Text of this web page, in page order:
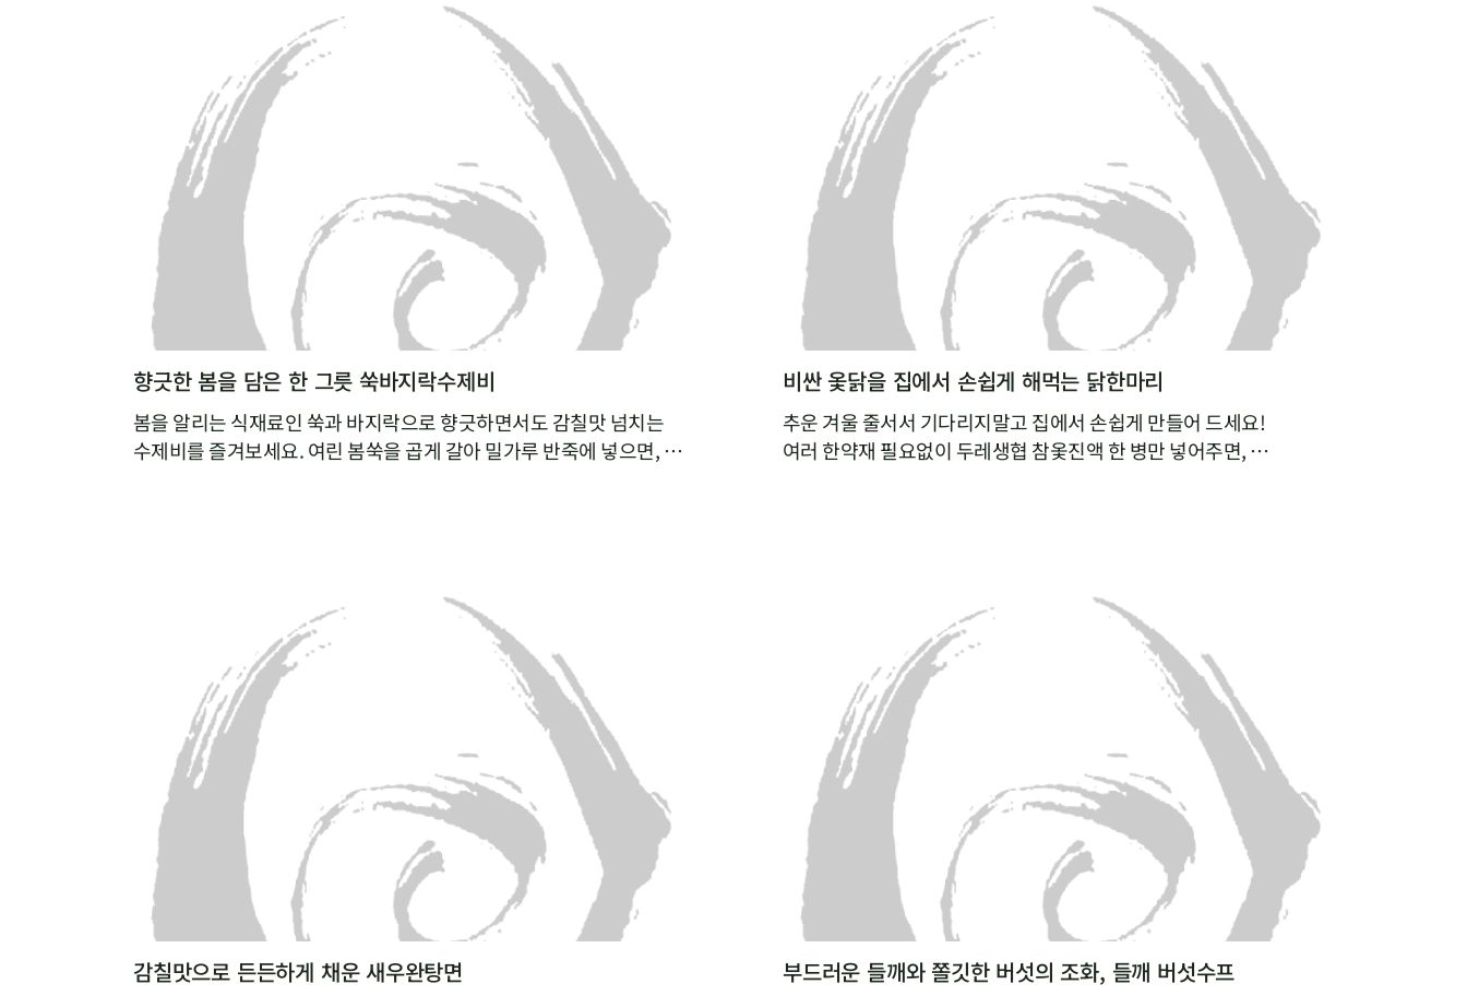
넘 부드럽고 사랑스럽게 넘어가요!
어린이, 노인, 환자분들도 좋아할 것 같아요.
와~ 너무 부드럽고 달콤한 맛이에요^^
친구야~ 같이 먹자!
베이킹을 했는데도 바나나의 신선한 맛이 그대로여서 좋아요
넘넘 건강한 맛! 단맛이 강하지 않아 좋아요!
향긋한 봄을 담은 한 그릇 쑥바지락수제비
봄을 알리는 식재료인 쑥과 바지락으로 향긋하면서도 감칠맛 넘치는
수제비를 즐겨보세요. 여린 봄쑥을 곱게 갈아 밀가루 반죽에 넣으면, 밀
비싼 옻닭을 집에서 손쉽게 해먹는 닭한마리
추운 겨울 줄서서 기다리지말고 집에서 손쉽게 만들어 드세요!
여러 한약재 필요없이 두레생협 참옻진액 한 병만 넣어주면,
감칠맛으로 든든하게 채운 새우완탕면 부드러운 들깨와 쫄깃한 버섯의 조화, 들깨 버섯수프